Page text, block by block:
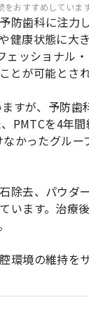
おすすめしています
防歯科に注力
健康状態に大
ッショナル
が可能とされ
すが、予防
PMTCを4年
かったグル
除去、パウダ
います。治療
境の維持を